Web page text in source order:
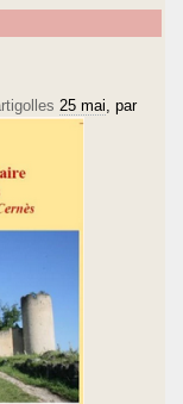
25 mai , par